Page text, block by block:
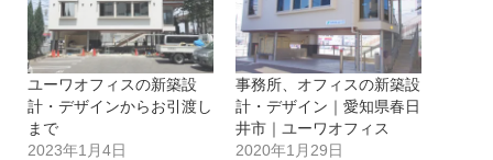
ユーワオフィスの新築設
計・デザインからお引渡し
まで
2023年1月4日
事務所、オフィスの新築設
計・デザイン｜愛知県春日
井市｜ユーワオフィス
2020年1月29日